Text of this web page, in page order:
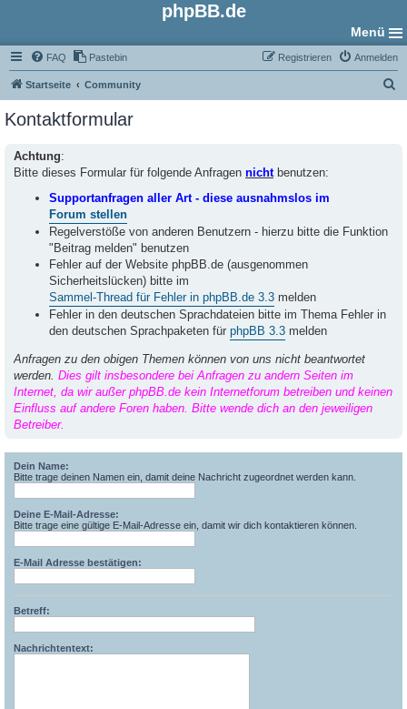
phpBB.de
Menü
FAQ Pastebin Anmelden
Registrieren
Startseite Community
Kontaktformular
Achtung:
Bitte dieses Formular für folgende Anfragen nichtbenutzen:
Supportanfragen aller Art - diese ausnahmslos im
Forum stellen
Regelverstöße von anderen Benutzern - hierzu bitte die Funktion
"Beitrag melden" benutzen
Fehler auf der Website phpBB.de (ausgenommen
Sicherheitslücken) bitte im
Sammel-Thread für Fehler in phpBB.de 3.3 melden
Fehler in den deutschen Sprachdateien bitte im Thema Fehler in
den deutschen Sprachpaketen für phpBB 3.3 melden
Anfragen zu den obigen Themen können von uns nicht beantwortet
werden. Dies gilt insbesondere bei Anfragen zu andern Seiten im
Internet, da wir außer phpBB.de kein Internetforum betreiben und keinen
Einfluss auf andere Foren haben. Bitte wende dich an den jeweiligen
Betreiber.
Dein Name:
Bitte trage deinen Namen ein, damit deine Nachricht zugeordnet werden kann.
Deine E-Mail-Adresse:
Bitte trage eine gültige E-Mail-Adresse ein, damit wir dich kontaktieren können.
E-Mail Adresse bestätigen:
Betreff:
Nachrichtentext: